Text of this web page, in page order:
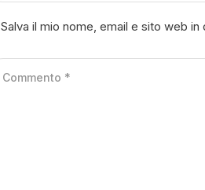
Salva il mio nome, email e sito web